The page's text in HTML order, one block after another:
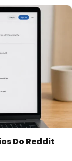
Do Reddit